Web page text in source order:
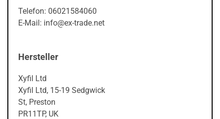
Telefon: 06021584060
E-Mail: info@ex-trade.net
Hersteller
Xyfil Ltd
Xyfil Ltd, 15-19 Sedgwick
St, Preston
PR11TP, UK